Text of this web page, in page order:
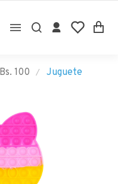

100
Juguete